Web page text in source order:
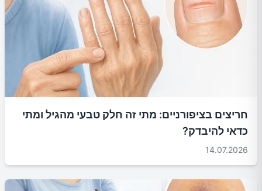
חריצים בציפורניים: מתי זה חלק טבעי מהגיל ומתי
כדאי להיבדק?
14.07.2026